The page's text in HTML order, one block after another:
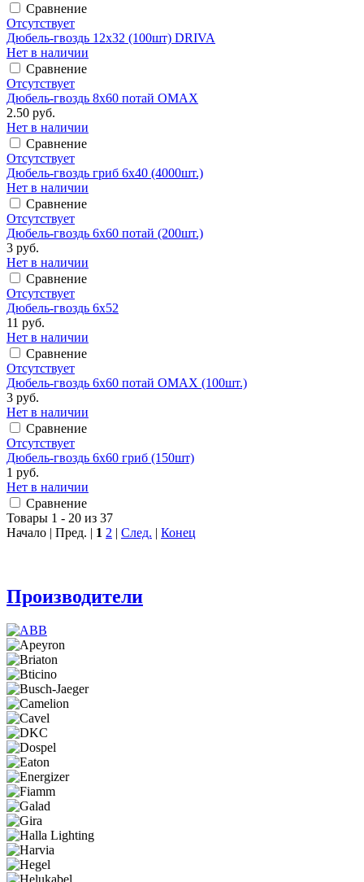
Сравнение
Отсутствует
Дюбель-гвоздь 12х32 (100шт) DRIVA
Нет в наличии
Сравнение
Отсутствует
Дюбель-гвоздь 8х60 потай ОМАХ
2.50 руб.
Нет в наличии
Сравнение
Отсутствует
Дюбель-гвоздь гриб 6х40 (4000шт.)
Нет в наличии
Сравнение
Отсутствует
Дюбель-гвоздь 6х60 потай (200шт.)
3 руб.
Нет в наличии
Сравнение
Отсутствует
Дюбель-гвоздь 6х52
11 руб.
Нет в наличии
Сравнение
Отсутствует
Дюбель-гвоздь 6х60 потай ОМАХ (100шт.)
3 руб.
Нет в наличии
Сравнение
Отсутствует
Дюбель-гвоздь 6х60 гриб (150шт)
1 руб.
Нет в наличии
Сравнение
Товары 1 - 20 из 37
Начало | Пред. | 1 2 | След. | Конец
Производители